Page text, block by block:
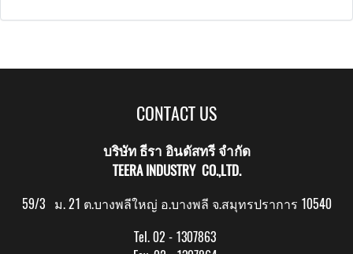
CONTACT US
บริษัท ธีรา อินดัสทรี จำกัด
TEERA INDUSTRY CO.,LTD.
59/3 ม. 21 ต.บางพลีใหญ่ อ.บางพลี จ.สมุทรปราการ 10540
Tel. 02 - 1307863